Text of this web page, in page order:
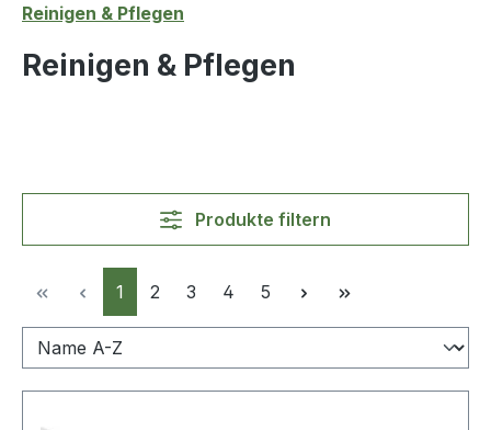
Reinigen & Pflegen
Reinigen & Pflegen
Produkte filtern
Seite
1 Seite
2 Seite
3 Seite
4 Seite
5